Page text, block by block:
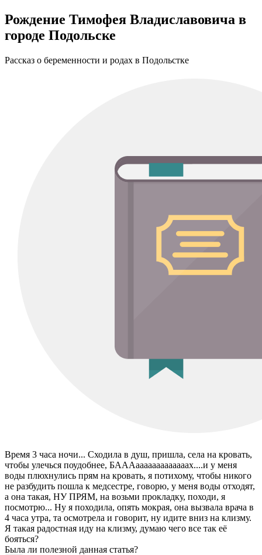
Рождение Тимофея Владиславовича в
городе Подольске
Рассказ о беременности и родах в Подольстке
Время 3 часа ночи... Сходила в душ, пришла, села на кровать,
чтобы улечься поудобнее, БАААааааааааааааах....и у меня
воды плюхнулись прям на кровать, я потихому, чтобы никого
не разбудить пошла к медсестре, говорю, у меня воды отходят,
а она такая, НУ ПРЯМ, на возьми прокладку, походи, я
посмотрю... Ну я походила, опять мокрая, она вызвала врача в
4 часа утра, та осмотрела и говорит, ну идите вниз на клизму.
Я такая радостная иду на клизму, думаю чего все так её
бояться?
Была ли полезной данная статья?